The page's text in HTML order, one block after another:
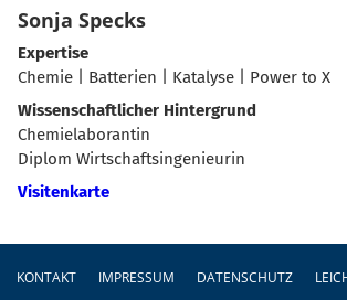
Sonja Specks
Expertise
Chemie | Batterien | Katalyse | Power to X
Wissenschaftlicher Hintergrund
Chemielaborantin
Diplom Wirtschaftsingenieurin
Visitenkarte
KONTAKT IMPRESSUM DATENSCHUTZ